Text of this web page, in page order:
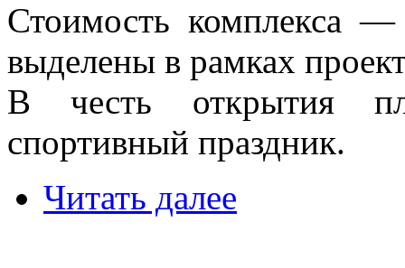
Стоимость комплекса
выделены в рамках
В честь открытия
спортивный праздник.
Читать далее